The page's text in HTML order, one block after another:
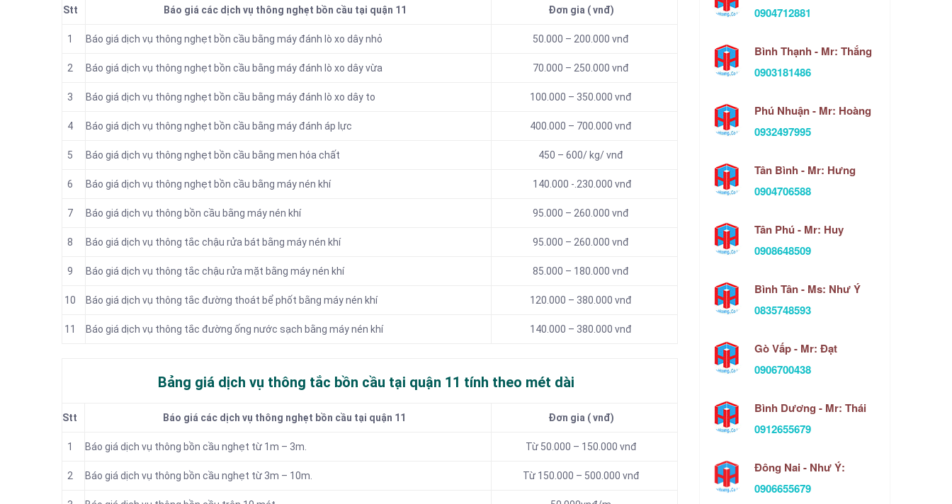
Stt Báo giá các dịch vụ thông nghẹt bồn cầu tại quận 11 Đơn gia ( vnđ)
1 Báo giá dịch vụ thông nghẹt bồn cầu bằng máy đánh lò xo dây nhỏ 50.000 – 200.000 vnđ
2 Báo giá dịch vụ thông nghẹt bồn cầu bằng máy đánh lò xo dây vừa 70.000 – 250.000 vnđ
3 Báo giá dịch vụ thông nghẹt bồn cầu bằng máy đánh lò xo dây to 100.000 – 350.000 vnđ
4 Báo giá dịch vụ thông nghẹt bồn cầu bằng máy đánh áp lực 400.000 – 700.000 vnđ
5 Báo giá dịch vụ thông nghẹt bồn cầu bằng men hóa chất 450 – 600/ kg/ vnđ
6 Báo giá dịch vụ thông nghẹt bồn cầu bằng máy nén khí 140.000 -.230.000 vnđ
7 Báo giá dịch vụ thông bồn cầu bằng máy nén khí 95.000 – 260.000 vnđ
8 Báo giá dịch vụ thông tắc chậu rửa bát bằng máy nén khí 95.000 – 260.000 vnđ
9 Báo giá dịch vụ thông tắc chậu rửa mặt bằng máy nén khí 85.000 – 180.000 vnđ
10 Báo giá dịch vụ thông tắc đường thoát bể phốt bằng máy nén khí 120.000 – 380.000 vnđ
11 Báo giá dịch vụ thông tắc đường ống nước sạch bằng máy nén khí 140.000 – 380.000 vnđ
Bảng giá dịch vụ thông tắc bồn cầu tại quận 11 tính theo mét dài
Stt Báo giá các dịch vụ thông nghẹt bồn cầu tại quận 11 Đơn gia ( vnđ)
1 Báo giá dịch vụ thông bồn cầu nghẹt từ 1m – 3m. Từ 50.000 – 150.000 vnđ
2 Báo giá dịch vụ thông bồn cầu nghẹt từ 3m – 10m. Từ 150.000 – 500.000 vnđ
0904712881
Bình Thạnh - Mr: Thắng
0903181486
Phú Nhuận - Mr: Hoàng
0932497995
Tân Bình - Mr: Hưng
0904706588
Tân Phú - Mr: Huy
0908648509
Bình Tân - Ms: Như Ý
0835748593
Gò Vấp - Mr: Đạt
0906700438
Bình Dương - Mr: Thái
0912655679
Đông Nai - Như Ý:
0906655679